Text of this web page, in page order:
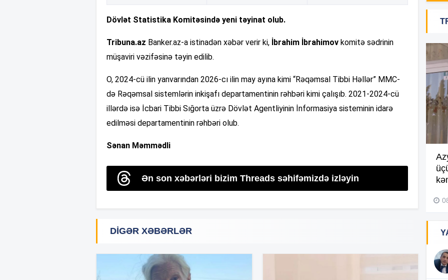
Dövlət Statistika Komitəsində yeni təyinat olub.
Tribuna.az Banker.az-a istinadən xəbər verir ki, İbrahim İbrahimov komitə sədrinin
müşaviri vəzifəsinə təyin edilib.
O, 2024-cü ilin yanvarından 2026-cı ilin may ayına kimi “Rəqəmsal Tibbi Həllər” MMC-
də Rəqəmsal sistemlərin inkişafı departamentinin rəhbəri kimi çalışıb. 2021-2024-cü
illərdə isə İcbari Tibbi Sığorta üzrə Dövlət Agentliyinin İnformasiya sisteminin idarə
edilməsi departamentinin rəhbəri olub.
Sənan Məmmədli
Ən son xəbərləri bizim Threads səhifəmizdə izləyin
DIGƏR XƏBƏRLƏR
acınacaqlı durumda –VİDEO